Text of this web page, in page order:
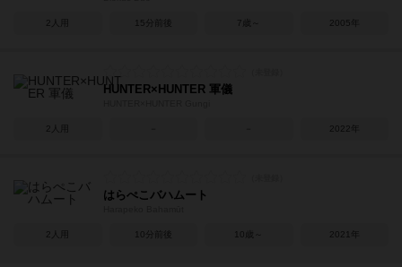
2人用 15分前後 7歳～ 2005年
HUNTER×HUNTER 軍儀
2人用 2022年
はらぺこバハムート
2人用 10分前後 10歳～ 2021年